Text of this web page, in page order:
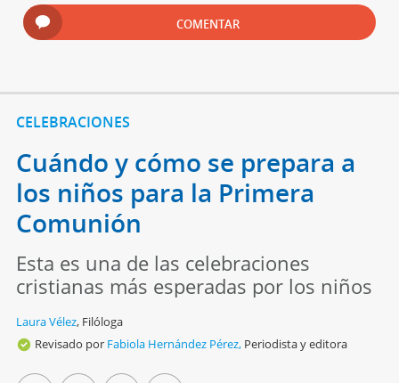
COMENTAR
CELEBRACIONES
Cuándo y cómo se prepara a
los niños para la Primera
Comunión
Esta es una de las celebraciones
cristianas más esperadas por los niños
Laura Vélez, Filóloga
Revisado por Fabiola Hernández Pérez, Periodista y editora